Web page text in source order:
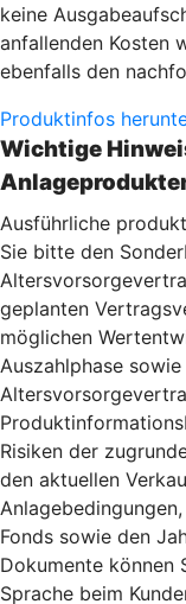
keine
anfallenden Kosten
ebenfalls den
Produktinfos
Wichtige
Ausführliche
Sie bitte den
geplanten
möglichen
Auszahlphase
Risiken der
den aktuellen
Fonds sowie den
Dokumente können
Sprache beim